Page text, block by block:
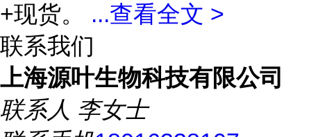
+现货。 ...查看全文 >
联系我们
上海源叶生物科技有限公司
联系人 李女士